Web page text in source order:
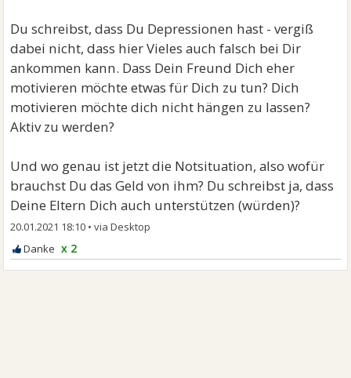
Du schreibst, dass Du Depressionen hast - vergiß
dabei nicht, dass hier Vieles auch falsch bei Dir
ankommen kann. Dass Dein Freund Dich eher
motivieren möchte etwas für Dich zu tun? Dich
motivieren möchte dich nicht hängen zu lassen?
Aktiv zu werden?
Und wo genau ist jetzt die Notsituation, also wofür
brauchst Du das Geld von ihm? Du schreibst ja, dass
Deine Eltern Dich auch unterstützen (würden)?
20.01.2021 18:10 •
x 2